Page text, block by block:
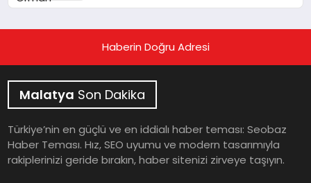
Haberin Doğru Adresi
Malatya Son Dakika
Türkiye’nin en güçlü ve en iddialı haber teması: Seobaz
Haber Teması. Hız, SEO uyumu ve modern tasarımıyla
rakiplerinizi geride bırakın, haber sitenizi zirveye taşıyın.